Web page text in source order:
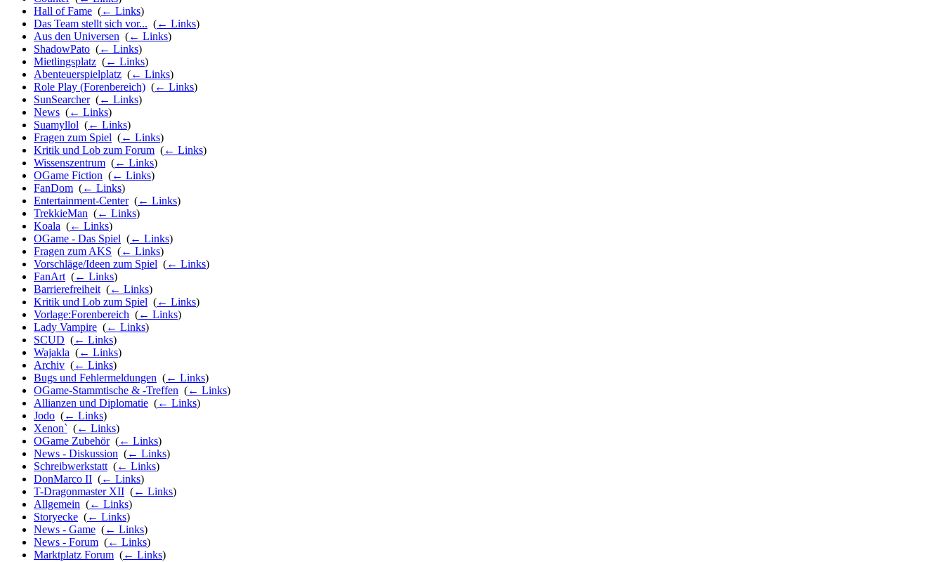
Hall of Fame (← Links)
Das Team stellt sich vor... (← Links)
Aus den Universen (← Links)
ShadowPato (← Links)
Mietlingsplatz (← Links)
Abenteuerspielplatz (← Links)
Role Play (Forenbereich) (← Links)
SunSearcher‎ (← Links)
News (← Links)
Suamyllol (← Links)
Fragen zum Spiel (← Links)
Kritik und Lob zum Forum (← Links)
Wissenszentrum (← Links)
OGame Fiction (← Links)
FanDom (← Links)
Entertainment-Center‎ (← Links)
TrekkieMan (← Links)
Koala (← Links)
OGame - Das Spiel (← Links)
Fragen zum AKS (← Links)
Vorschläge/Ideen zum Spiel (← Links)
FanArt (← Links)
Barrierefreiheit (← Links)
Kritik und Lob zum Spiel (← Links)
Vorlage:Forenbereich (← Links)
Lady Vampire (← Links)
SCUD (← Links)
Wajakla (← Links)
Archiv (← Links)
Bugs und Fehlermeldungen (← Links)
OGame-Stammtische & -Treffen (← Links)
Allianzen und Diplomatie (← Links)
Jodo (← Links)
Xenon` (← Links)
OGame Zubehör‎ (← Links)
News - Diskussion (← Links)
Schreibwerkstatt (← Links)
DonMarco II (← Links)
T-Dragonmaster XII (← Links)
Allgemein (← Links)
Storyecke (← Links)
News - Game (← Links)
News - Forum (← Links)
Marktplatz Forum (← Links)